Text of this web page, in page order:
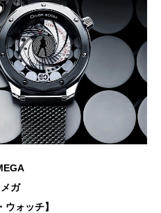
ガ
ウォッチ】